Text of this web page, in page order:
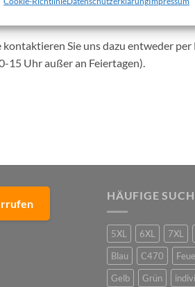
Sie uns dazu entweder
15 Uhr außer an Feiertagen).
HÄUFIGE
5XL 6XL 7XL
Blau
C470
Gelb
Grün